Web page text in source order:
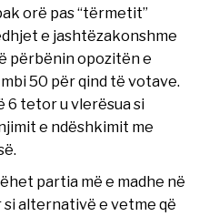
orë pas “tërmetit”
e jashtëzakonshme
përbënin opozitën e
50 për qind të votave.
6 tetor u vlerësua si
e ndëshkimit me
partia më e madhe në
si alternativë e vetme që